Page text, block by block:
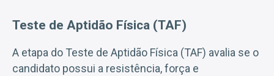
Teste de Aptidão Física (TAF)
A etapa do Teste de Aptidão Física (TAF) avalia se o
candidato possui a resistência, força e